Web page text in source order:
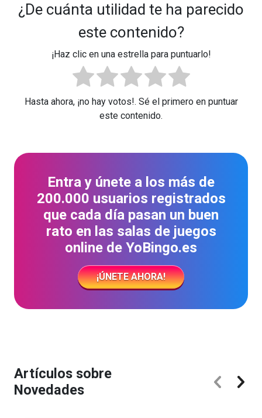
¿De cuánta utilidad te ha parecido
este contenido?
¡Haz clic en una estrella para puntuarlo!
Hasta ahora, ¡no hay votos!. Sé el primero en puntuar
este contenido.
Entra y únete a los más de
200.000 usuarios registrados
que cada día pasan un buen
rato en las salas de juegos
online de YoBingo.es
¡ÚNETE AHORA!
Artículos sobre
Novedades